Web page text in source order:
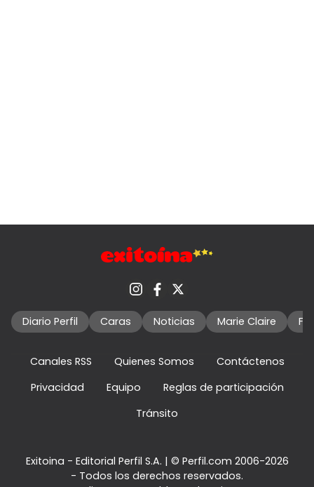
Diario Perfil Caras Noticias Marie Claire
Canales RSS Quienes Somos
Contáctenos
Privacidad
Equipo
Reglas de participación
Tránsito
Exitoina - Editorial Perfil S.A. | © Perfil.com 2006-2026
- Todos los derechos reservados.